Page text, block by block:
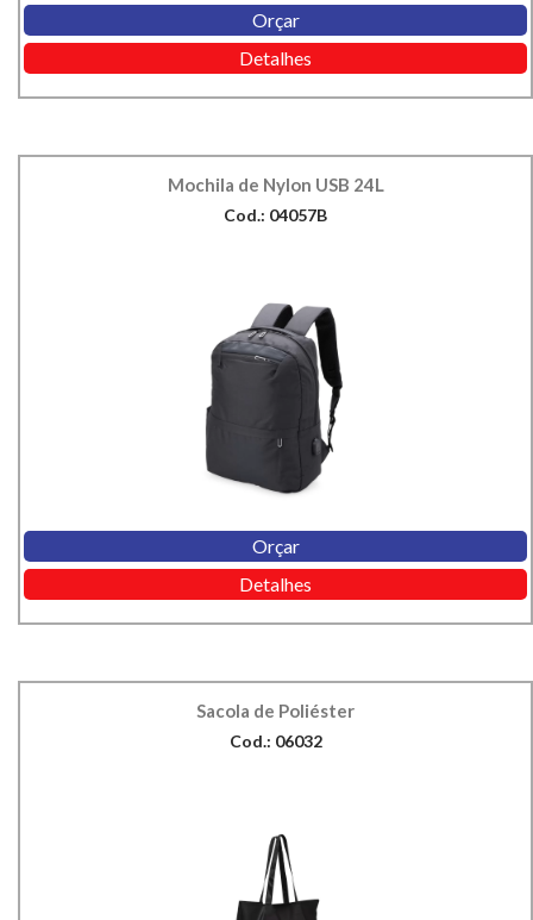
Orçar
Detalhes
Mochila de Nylon USB 24L
Cod.: 04057B
Orçar
Detalhes
Sacola de Poliéster
Cod.: 06032